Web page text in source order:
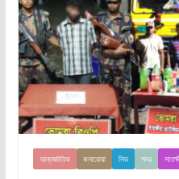
আন্তর্জাতিক কলারোয়া লিড সদর